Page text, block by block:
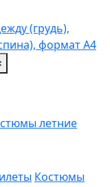
(грудь),
формат А4
летние
Костюмы